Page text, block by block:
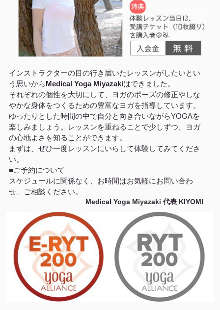
インストラクターの目の行き届いたレッスンがしたいとい
う思いからMedical Yoga Miyazakiはできました。
それぞれの個性を大切にして、ヨガのポーズの修正やしな
やかな身体をつくるための豊富なヨガを指導しています。
ゆったりとした時間の中で自分と向き合いながらYOGAを
楽しみましょう。レッスンを重ねることで少しずつ、ヨガ
の心地よさを知ることができます。
まずは、ぜひ一度レッスンにいらして体験してみてくださ
い。
■ご予約について
スケジュールに関係なく、お時間はお気軽にお問い合わ
せ、ご相談ください。
Medical Yoga Miyazaki 代表 KIYOMI